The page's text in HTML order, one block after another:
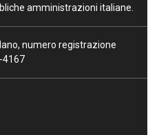
amministrazioni italiane.
numero registrazione
4167